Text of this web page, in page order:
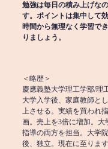
勉強は毎日の積み上げな
す。ポイントは集中して
時間から無理なく学習で
りましょう。
＜略歴＞
慶應義塾大学理工学部/理
大学入学後、家庭教師と
上させる。実績を買われ
画。売上を3倍に増加。大
指導の両方を担当。大学
後、独立。現在に至ります